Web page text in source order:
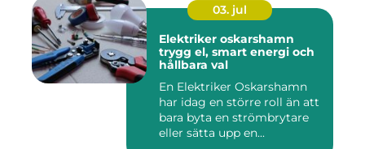
03. jul
Elektriker oskarshamn
trygg el, smart energi och
hållbara val
En Elektriker Oskarshamn
har idag en större roll än att
bara byta en strömbrytare
eller sätta upp en...